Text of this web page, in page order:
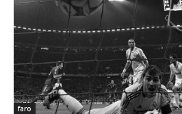
faro